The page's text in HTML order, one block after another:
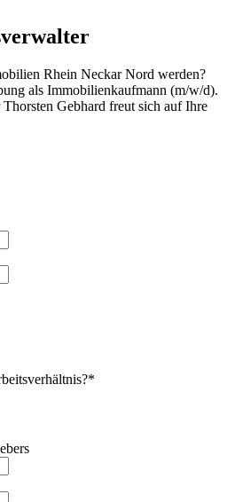
Rhein Neckar Nord werden?
als Immobilienkaufmann (m/w/d).
Gebhard freut sich auf Ihre
*